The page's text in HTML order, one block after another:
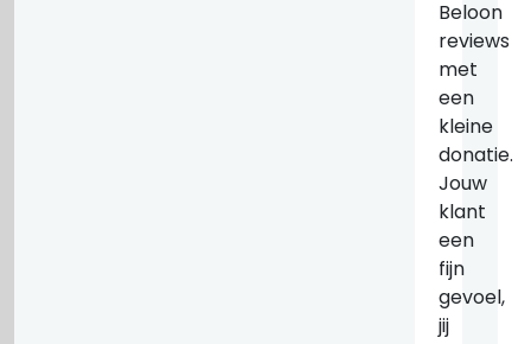
Beloon
reviews
met
een
kleine
donatie.
Jouw
klant
een
fijn
gevoel,
jij